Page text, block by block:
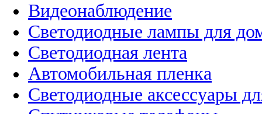
Видеонаблюдение
Светодиодные лампы для
Светодиодная лента
Автомобильная пленка
Светодиодные аксессуары